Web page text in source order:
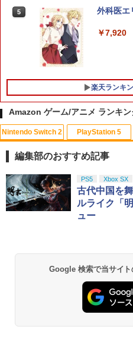
5
スーパー
オブ・ア
バイバー
られるゲ
】 smart
コントロ
￥3,190
5 外科医
￥7,920
楽天ランキ
Amazon ゲーム/アニメ ランキン
Nintendo Switch 2
1
スプラ
コード版
スプラ
￥6,447
PlayStation 5
1
日本語
ese only
Beast of
プロダク
￥7,286
1
【純正
ラー +
2
【純正品
ラー (ロ
￥7,681
【純正品
1
劇場版
窩座再
劇場版
窩座再来
￥3,523
編集部のおすすめ記事
PS5 Xbox SX
古代中国を
ルライク「
ュー
Google 検索で当サイ